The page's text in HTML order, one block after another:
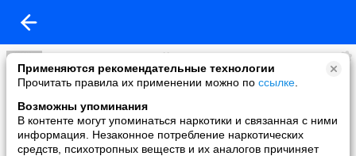
Применяются рекомендательные технологии
Прочитать правила их применении можно по ссылке
Возможны упоминания
В контенте могут упоминаться наркотики и связанная с ними
информация. Незаконное потребление наркотических
средств, психотропных веществ и их аналогов причиняет
Владимир Калашникoff поэт
added a photo
22 Sep в 17:32